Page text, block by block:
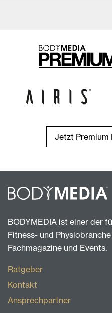
Jetzt Premium
BODYMEDIA ist einer der
Fitness- und
Fachmagazine und Events.
Ratgeber
Kontakt
Ansprechpartner